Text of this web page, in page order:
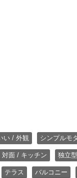
い / 外観 シンプルモ
対面 / キッチン 独立
テラス バルコニー